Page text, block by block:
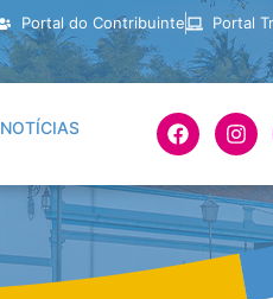
Portal do Contribuinte Portal
NOTÍCIAS